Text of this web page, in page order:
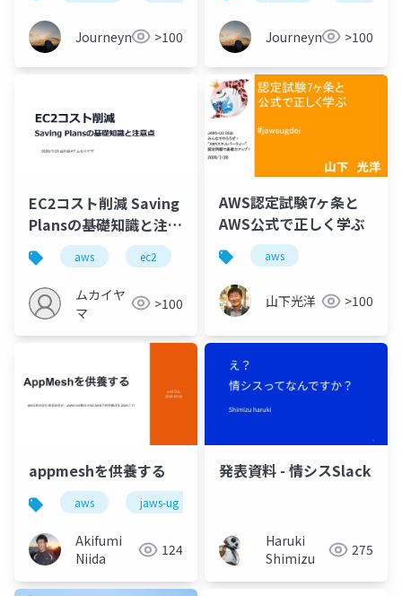
Journeyman >100 Journeyman >100
EC2コスト削減 Saving
Plansの基礎知識と注意
点
aws ec2 savingplans
ムカイヤ
マ
>100
AWS認定試験7ヶ条と
AWS公式で正しく学ぶ
aws
山下光洋 >100
appmeshを供養する
aws jaws-ug
Akifumi
Niida
124
発表資料 - 情シスSlack
Haruki
Shimizu
275